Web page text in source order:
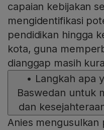
capaian kebijakan
mengidentifikasi
pendidikan hingga
kota, guna
dianggap masih
• Langkah apa
Baswedan untuk
dan
Anies